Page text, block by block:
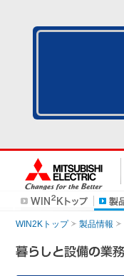
WIN2Kトップ 製品情報